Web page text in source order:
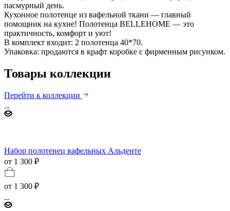
пасмурный день.
Кухонное полотенце из вафельной ткани — главный
помощник на кухне! Полотенца BELLEHOME — это
практичность, комфорт и уют!
В комплект входит: 2 полотенца 40*70.
Упаковка: продаются в крафт коробке с фирменным рисунком.
Товары коллекции
Перейти к коллекции
Набор полотенец вафельных Альденте
от 1 300 ₽
от 1 300 ₽